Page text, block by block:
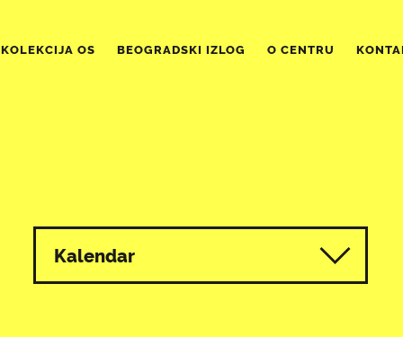
KOLEKCIJA OS BEOGRADSKI IZLOG O CENTRU
Kalendar